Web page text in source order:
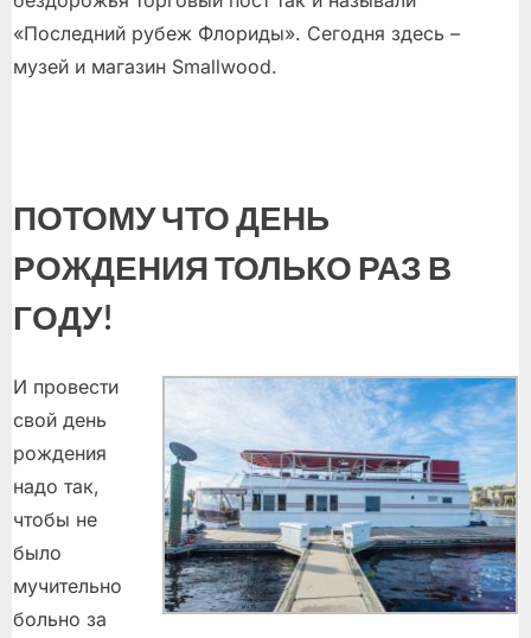
«Последний рубеж Флориды». Сегодня здесь –
музей и магазин Smallwood.
ПОТОМУ ЧТО ДЕНЬ
РОЖДЕНИЯ ТОЛЬКО РАЗ В
ГОДУ!
И провести
свой день
рождения
надо так,
чтобы не
было
мучительно
больно за